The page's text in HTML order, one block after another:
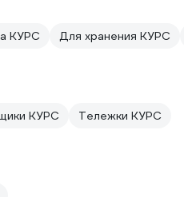
КУРС Для хранения КУРС
КУРС Тележки КУРС